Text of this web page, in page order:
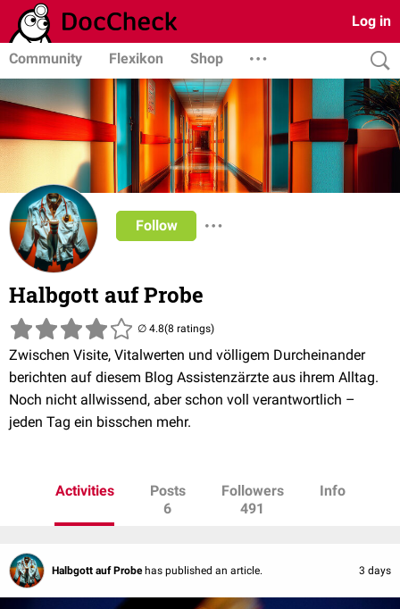
Log in
Community Flexikon Shop
Follow
Halbgott auf Probe
(8 ratings)
Zwischen Visite, Vitalwerten und völligem Durcheinander
berichten auf diesem Blog Assistenzärzte aus ihrem Alltag.
Noch nicht allwissend, aber schon voll verantwortlich –
jeden Tag ein bisschen mehr.
Activities
Posts
6
Followers
491
Info
Halbgott auf Probe has published an article. 3 days